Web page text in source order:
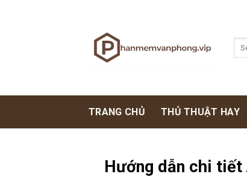
TRANG CHỦ THỦ THUẬT HAY
Hướng dẫn chi